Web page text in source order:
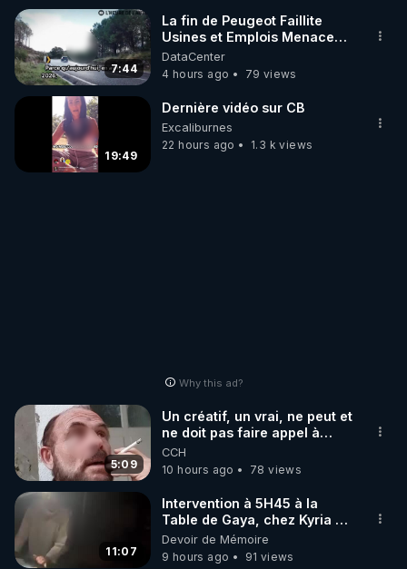
7:44
La fin de Peugeot Faillite
Usines et Emplois Menacees
- L'heure de l'auto
DataCenter
4 hours ago
79 views
19:49
Dernière vidéo sur CB
Excaliburnes
22 hours ago
1.3 k views
Why this ad?
5:09
Un créatif, un vrai, ne peut et
ne doit pas faire appel à
l'intelligence artificielle
CCH
10 hours ago
78 views
11:07
Intervention à 5H45 à la
Table de Gaya, chez Kyria et
Manu. 6/08/2026 PARTAGEZ
!
Devoir de Mémoire
9 hours ago
91 views